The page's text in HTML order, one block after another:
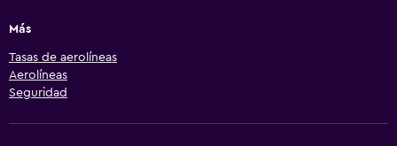
Más
Tasas de aerolíneas
Aerolíneas
Seguridad